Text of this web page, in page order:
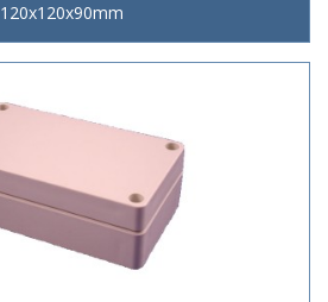
120x120x90mm